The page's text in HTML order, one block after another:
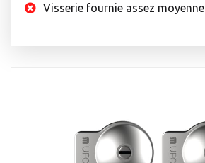
Visserie fournie assez moyenne